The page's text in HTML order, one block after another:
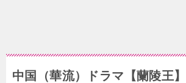
中国（華流）ドラマ【蘭陵王